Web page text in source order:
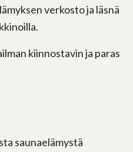
verkosto ja läsnä
kiinnostavin ja paras
saunaelämystä